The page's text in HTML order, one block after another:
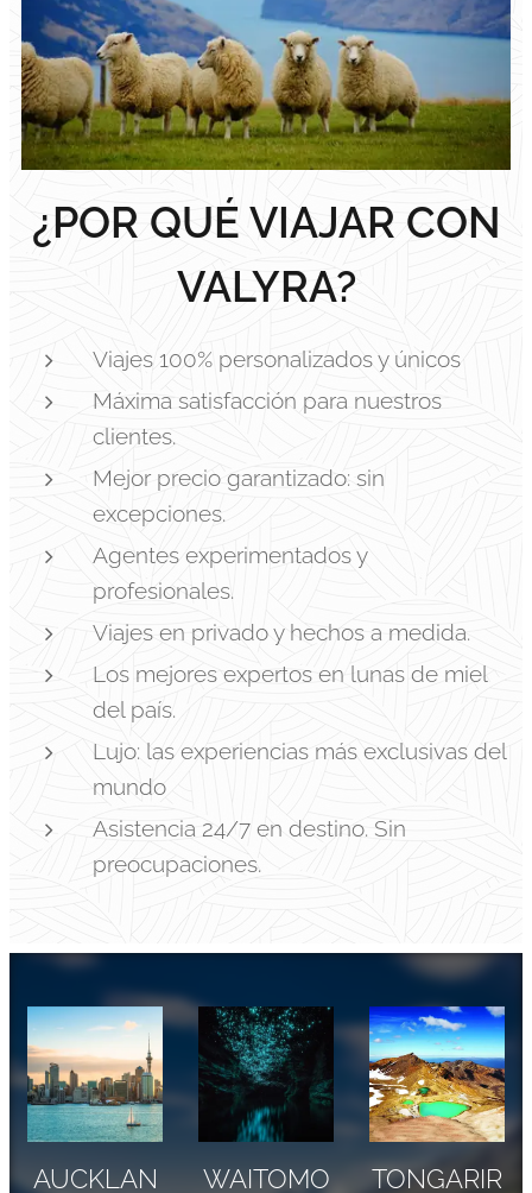
¿POR QUÉ VIAJAR CON
VALYRA?
Viajes 100% personalizados y únicos
Máxima satisfacción para nuestros
clientes.
Mejor precio garantizado: sin
excepciones.
Agentes experimentados y
profesionales.
Viajes en privado y hechos a medida.
Los mejores expertos en lunas de miel
del país.
Lujo: las experiencias más exclusivas del
mundo
Asistencia 24/7 en destino. Sin
preocupaciones.
AUCKLAN WAITOMO TONGARIR